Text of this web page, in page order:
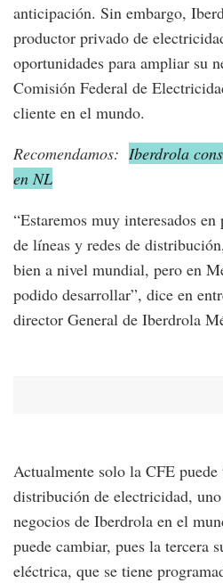
anticipación. Sin embargo,
productor privado de
oportunidades para ampliar su
Comisión Federal de
cliente en el mundo.
Recomendamos: Iberdrola
en NL
“Estaremos muy interesados
de líneas y redes de
bien a nivel mundial, pero en
podido desarrollar”, dice en
director General de Iberdrola
Actualmente solo la CFE
distribución de electricidad,
negocios de Iberdrola en el
puede cambiar, pues la tercera
eléctrica, que se tiene